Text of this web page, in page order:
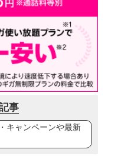
事
キャンペーンや最新